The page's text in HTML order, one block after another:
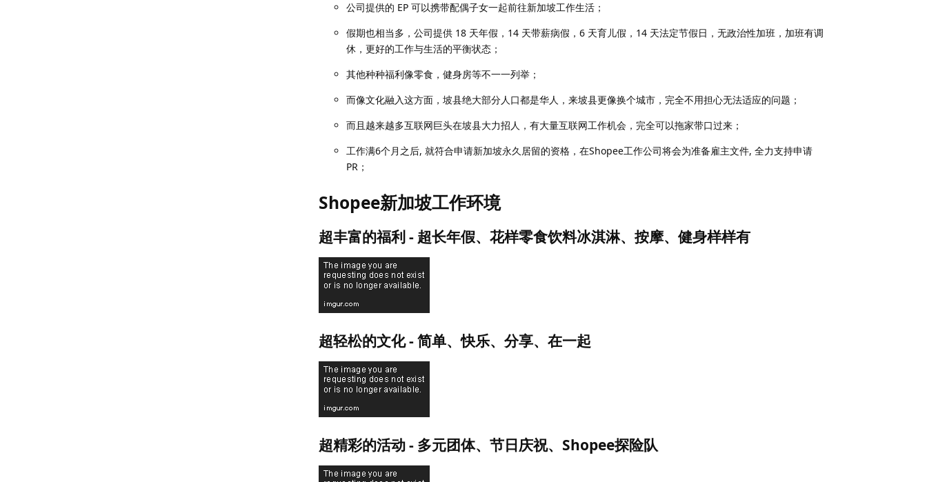
公司提供的 EP 可以携带配偶子女一起前往新加坡工作生活；
假期也相当多，公司提供 18 天年假，14 天带薪病假，6 天育儿假，14 天法定节假日，无政治性加班，加班有调
休，更好的工作与生活的平衡状态；
其他种种福利像零食，健身房等不一一列举；
而像文化融入这方面，坡县绝大部分人口都是华人，来坡县更像换个城市，完全不用担心无法适应的问题；
而且越来越多互联网巨头在坡县大力招人，有大量互联网工作机会，完全可以拖家带口过来；
工作满6个月之后, 就符合申请新加坡永久居留的资格，在Shopee工作公司将会为准备雇主文件, 全力支持申请
PR；
Shopee新加坡工作环境
超丰富的福利 - 超长年假、花样零食饮料冰淇淋、按摩、健身样样有
超轻松的文化 - 简单、快乐、分享、在一起
超精彩的活动 - 多元团体、节日庆祝、Shopee探险队